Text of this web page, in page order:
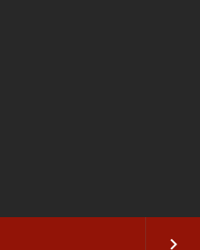
keyboard_arrow_right